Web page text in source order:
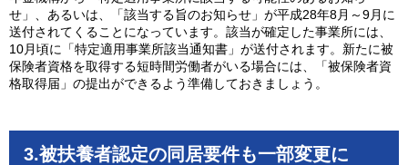
せ」、あるいは、「該当する旨のお知らせ」が平成28年8月～9月に
送付されてくることになっています。該当が確定した事業所には、
10月頃に「特定適用事業所該当通知書」が送付されます。新たに被
保険者資格を取得する短時間労働者がいる場合には、「被保険者資
格取得届」の提出ができるよう準備しておきましょう。
3.被扶養者認定の同居要件も一部変更に